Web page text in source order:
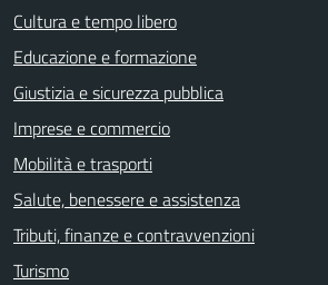
Cultura e tempo libero
Educazione e formazione
Giustizia e sicurezza pubblica
Imprese e commercio
Mobilità e trasporti
Salute, benessere e assistenza
Tributi, finanze e contravvenzioni
Turismo